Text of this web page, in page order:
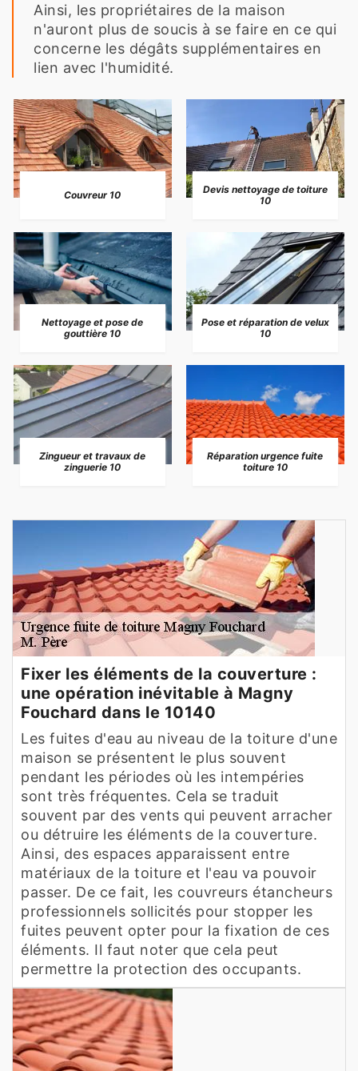
Ainsi, les propriétaires de la maison
n'auront plus de soucis à se faire en ce qui
concerne les dégâts supplémentaires en
lien avec l'humidité.
Couvreur 10
Devis nettoyage de toiture
10
Nettoyage et pose de
gouttière 10
Pose et réparation de velux
10
Zingueur et travaux de
zinguerie 10
Réparation urgence fuite
toiture 10
Fixer les éléments de la couverture :
une opération inévitable à Magny
Fouchard dans le 10140
Les fuites d'eau au niveau de la toiture d'une
maison se présentent le plus souvent
pendant les périodes où les intempéries
sont très fréquentes. Cela se traduit
souvent par des vents qui peuvent arracher
ou détruire les éléments de la couverture.
Ainsi, des espaces apparaissent entre
matériaux de la toiture et l'eau va pouvoir
passer. De ce fait, les couvreurs étancheurs
professionnels sollicités pour stopper les
fuites peuvent opter pour la fixation de ces
éléments. Il faut noter que cela peut
permettre la protection des occupants.